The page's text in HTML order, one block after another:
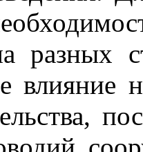
разных
влияние